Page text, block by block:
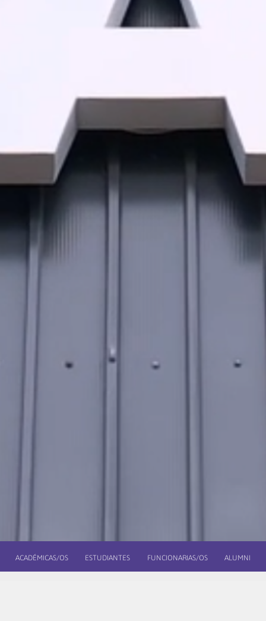
ACADÉMICAS/OS ESTUDIANTES FUNCIONARIAS/OS ALUMNI